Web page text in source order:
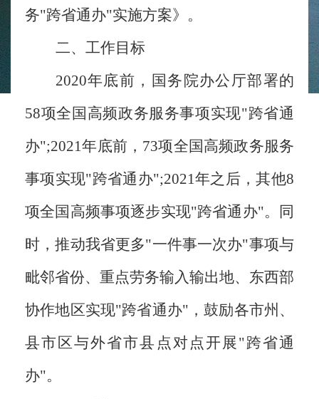
务"跨省通办"实施方案》。
二、工作目标
2020年底前，国务院办公厅部署的
58项全国高频政务服务事项实现"跨省通
办";2021年底前，73项全国高频政务服务
事项实现"跨省通办";2021年之后，其他8
项全国高频事项逐步实现"跨省通办"。同
时，推动我省更多"一件事一次办"事项与
毗邻省份、重点劳务输入输出地、东西部
协作地区实现"跨省通办"，鼓励各市州、
县市区与外省市县点对点开展"跨省通
办"。